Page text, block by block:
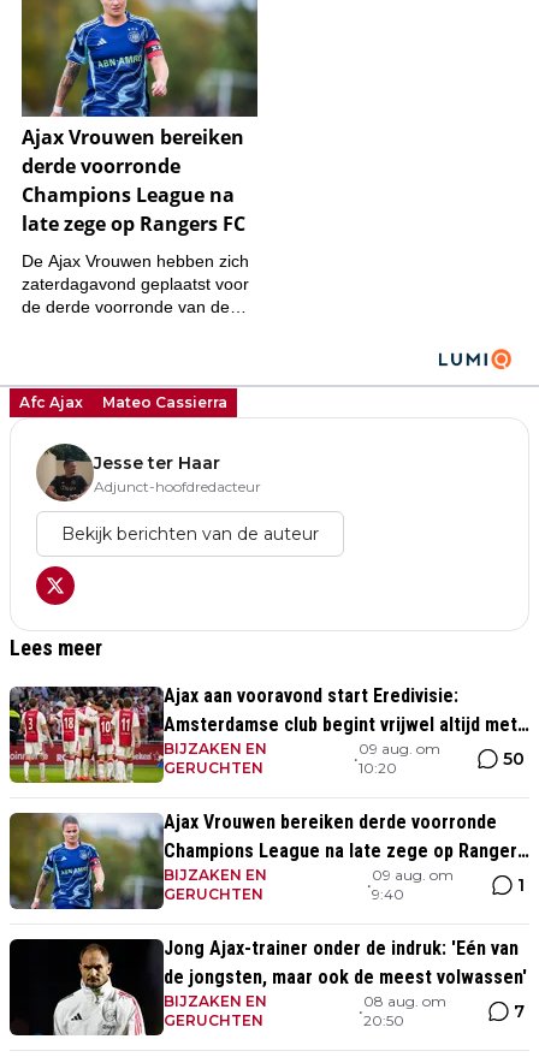
Afc Ajax Mateo Cassierra
Jesse ter Haar
Adjunct-hoofdredacteur
Bekijk berichten van de auteur
Lees meer
Ajax aan vooravond start Eredivisie:
Amsterdamse club begint vrijwel altijd met
zege
BIJZAKEN EN
GERUCHTEN
•
09 aug. om
10:20
50
Ajax Vrouwen bereiken derde voorronde
Champions League na late zege op Rangers
FC
BIJZAKEN EN
GERUCHTEN
•
09 aug. om
9:40
1
Jong Ajax-trainer onder de indruk: 'Eén van
de jongsten, maar ook de meest volwassen'
BIJZAKEN EN
GERUCHTEN
•
08 aug. om
20:50
7